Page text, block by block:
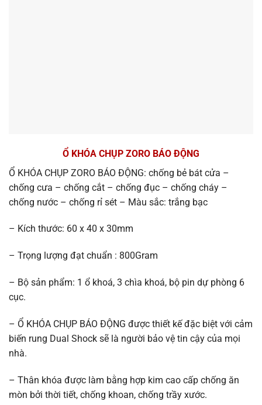
Ổ KHÓA CHỤP ZORO BÁO ĐỘNG
Ổ KHÓA CHỤP ZORO BÁO ĐỘNG: chống bẻ bát cửa –
chống cưa – chống cắt – chống đục – chống cháy –
chống nước – chống rỉ sét – Màu sắc: trắng bạc
– Kích thước: 60 x 40 x 30mm
– Trọng lượng đạt chuẩn : 800Gram
– Bộ sản phẩm: 1 ổ khoá, 3 chìa khoá, bộ pin dự phòng 6
cục.
– Ổ KHÓA CHỤP BÁO ĐỘNG được thiết kế đặc biệt với cảm
biến rung Dual Shock sẽ là người bảo vệ tin cậy của mọi
nhà.
– Thân khóa được làm bằng hợp kim cao cấp chống ăn
mòn bởi thời tiết, chống khoan, chống trầy xước.